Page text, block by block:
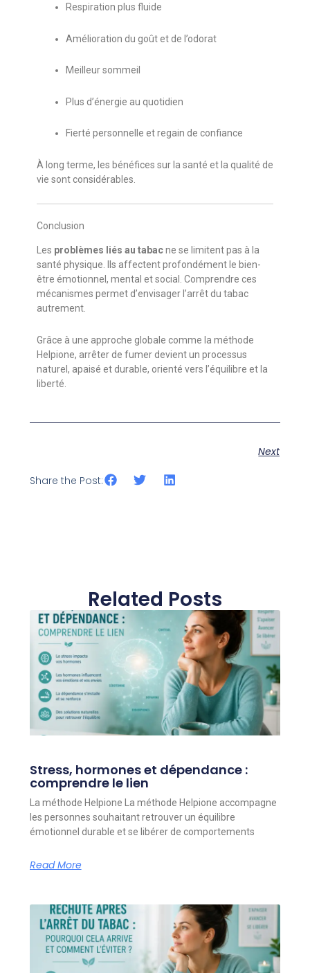
Respiration plus fluide
Amélioration du goût et de l’odorat
Meilleur sommeil
Plus d’énergie au quotidien
Fierté personnelle et regain de confiance
À long terme, les bénéfices sur la santé et la qualité de
vie sont considérables.
Conclusion
Les problèmes liés au tabacne se limitent pas à la
santé physique. Ils affectent profondément le bien-
être émotionnel, mental et social. Comprendre ces
mécanismes permet d’envisager l’arrêt du tabac
autrement.
Grâce à une approche globale comme la méthode
Helpione, arrêter de fumer devient un processus
naturel, apaisé et durable, orienté vers l’équilibre et la
liberté.
Next
Share the Post:
Related Posts
Stress, hormones et dépendance :
comprendre le lien
La méthode Helpione La méthode Helpione accompagne
les personnes souhaitant retrouver un équilibre
émotionnel durable et se libérer de comportements
Read More